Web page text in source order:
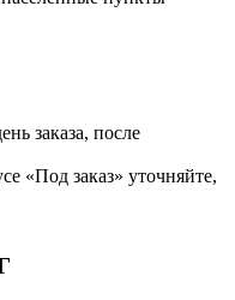
заказа, после
«Под заказ» уточняйте,